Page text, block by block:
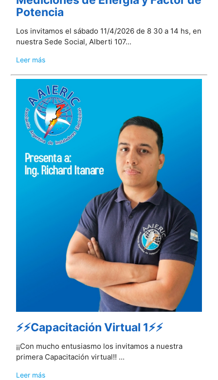
Potencia
Los invitamos el sábado 11/4/2026 de 8 30 a 14 hs, en
nuestra Sede Social, Alberti 107...
Leer más
⚡⚡Capacitación Virtual 1⚡⚡
¡¡Con mucho entusiasmo los invitamos a nuestra
primera Capacitación virtual!! ...
Leer más